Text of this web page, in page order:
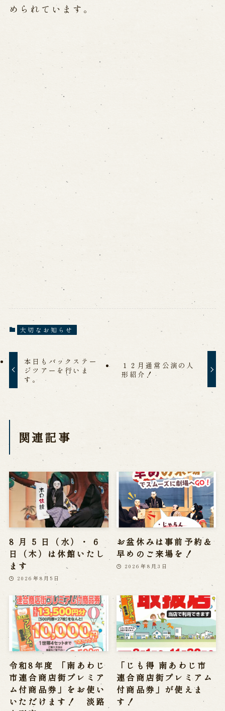
められています。
大切なお知らせ
本日もバックステー
ジツアーを行いま
関連記事
8 月 5 日（水）・ 6
日（木）は休館いたし
ます
お盆休みは事前予約＆
2026年8月3日
令和8年度 「南あわじ
市連合商店街プレミア
ム付商品券」をお使い
いただけます！ 淡路
人形座
2026年8月1日
「じも得 南あわじ市
2026年8月1日
夏休みはみんなで淡路
人形座へ！親子劇場
『きんたろう』好評上
演中！
2026年7月28日
10周年記念特別公開】
淡路人形座「くにう
み」の公演予約が開始
しました！（島民・島
内勤務者限定）
2026年7月28日